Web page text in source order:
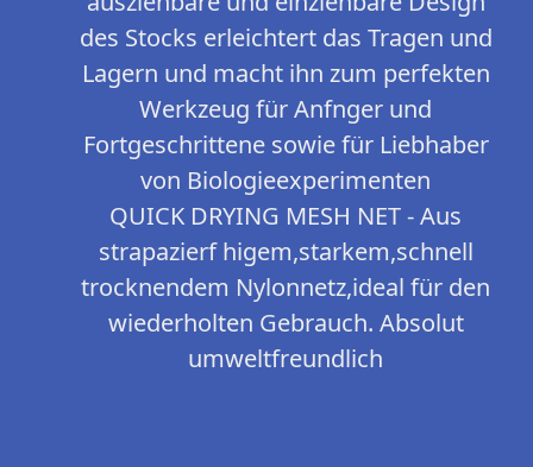
des Stocks erleichtert das Tragen und
Lagern und macht ihn zum perfekten
Werkzeug für Anfnger und
Fortgeschrittene sowie für Liebhaber
von Biologieexperimenten
QUICK DRYING MESH NET - Aus
strapazierf higem,starkem,schnell
trocknendem Nylonnetz,ideal für den
wiederholten Gebrauch. Absolut
umweltfreundlich